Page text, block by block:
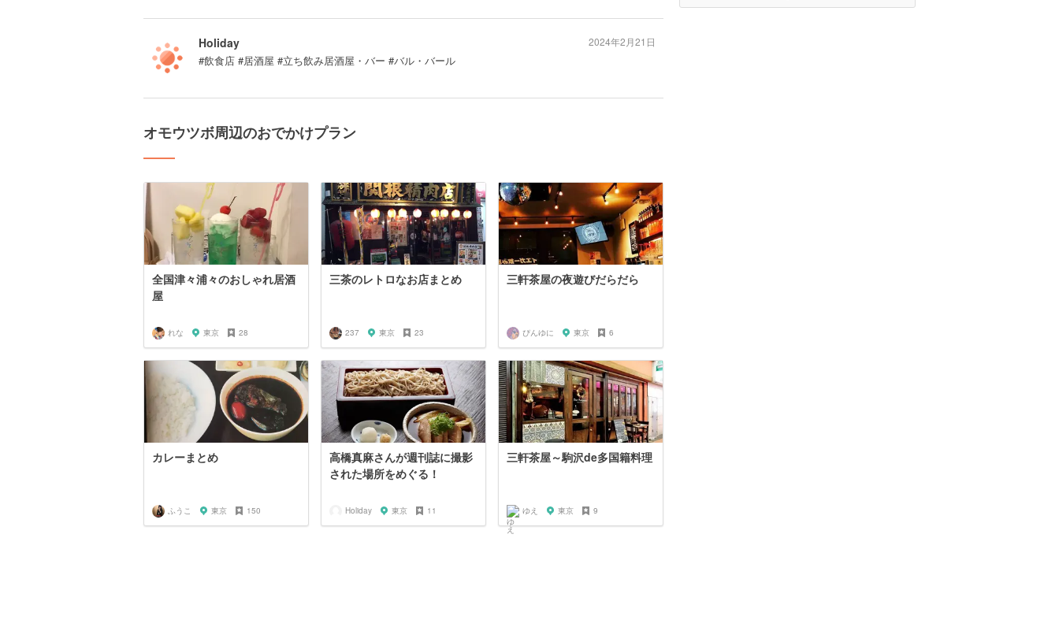
Holiday
#飲食店 #居酒屋 #立ち飲み居酒屋・バー #バル・バール
2024年2月21日
オモウツボ周辺のおでかけプラン
全国津々浦々のおしゃれ居酒
屋
れな 東京 28
三茶のレトロなお店まとめ
237 東京 23
三軒茶屋の夜遊びだらだら
ぴんゆに 東京 6
カレーまとめ
ふうこ 東京 150
高橋真麻さんが週刊誌に撮影
された場所をめぐる！
Holiday 東京 11
三軒茶屋～駒沢de多国籍料理
ゆえ 東京 9